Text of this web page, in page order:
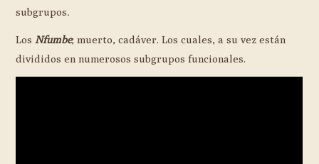
subgrupos.
Los Nfumbe; muerto, cadáver. Los cuales, a su vez están
divididos en numerosos subgrupos funcionales.